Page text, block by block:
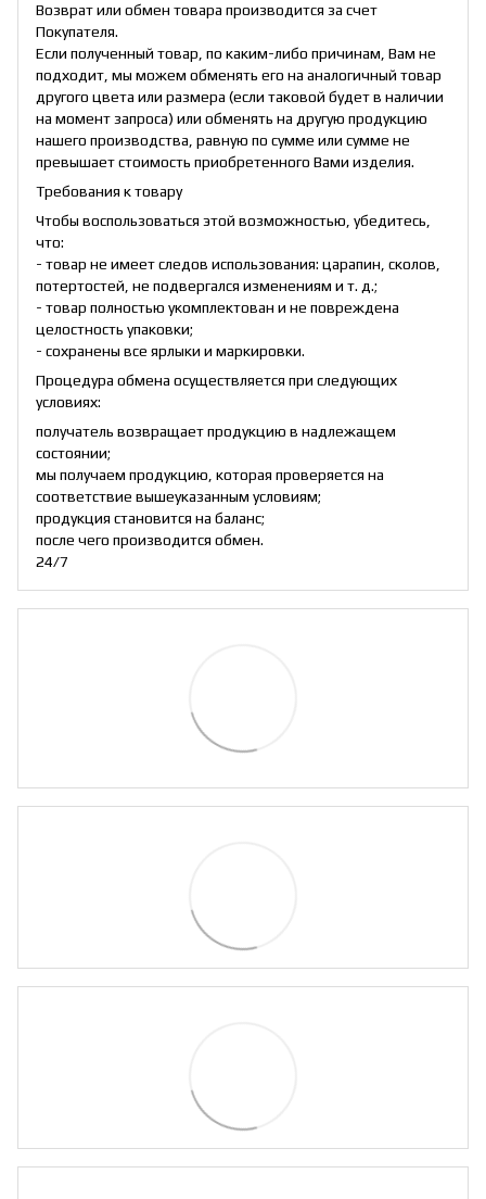
Возврат или обмен товара производится за счет
Покупателя.
Если полученный товар, по каким-либо причинам, Вам не
подходит, мы можем обменять его на аналогичный товар
другого цвета или размера (если таковой будет в наличии
на момент запроса) или обменять на другую продукцию
нашего производства, равную по сумме или сумме не
превышает стоимость приобретенного Вами изделия.
Требования к товару
Чтобы воспользоваться этой возможностью, убедитесь,
что:
- товар не имеет следов использования: царапин, сколов,
потертостей, не подвергался изменениям и т. д.;
- товар полностью укомплектован и не повреждена
целостность упаковки;
- сохранены все ярлыки и маркировки.
Процедура обмена осуществляется при следующих
условиях:
получатель возвращает продукцию в надлежащем
состоянии;
мы получаем продукцию, которая проверяется на
соответствие вышеуказанным условиям;
продукция становится на баланс;
после чего производится обмен.
24/7